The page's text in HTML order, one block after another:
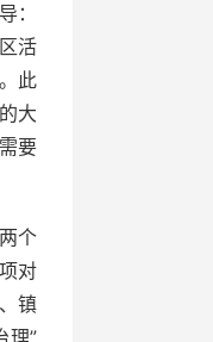
：
活
此
大
要
个
对
镇
理”